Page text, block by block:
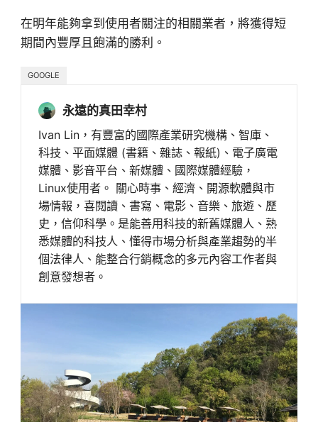
在明年能夠拿到使用者關注的相關業者，將獲得短
期間內豐厚且飽滿的勝利。
GOOGLE
永遠的真田幸村
Ivan Lin，有豐富的國際產業研究機構、智庫、
科技、平面媒體 (書籍、雜誌、報紙)、電子廣電
媒體、影音平台、新媒體、國際媒體經驗，
Linux使用者。 關心時事、經濟、開源軟體與市
場情報，喜閱讀、書寫、電影、音樂、旅遊、歷
史，信仰科學。是能善用科技的新舊媒體人、熟
悉媒體的科技人、懂得市場分析與產業趨勢的半
個法律人、能整合行銷概念的多元內容工作者與
創意發想者。